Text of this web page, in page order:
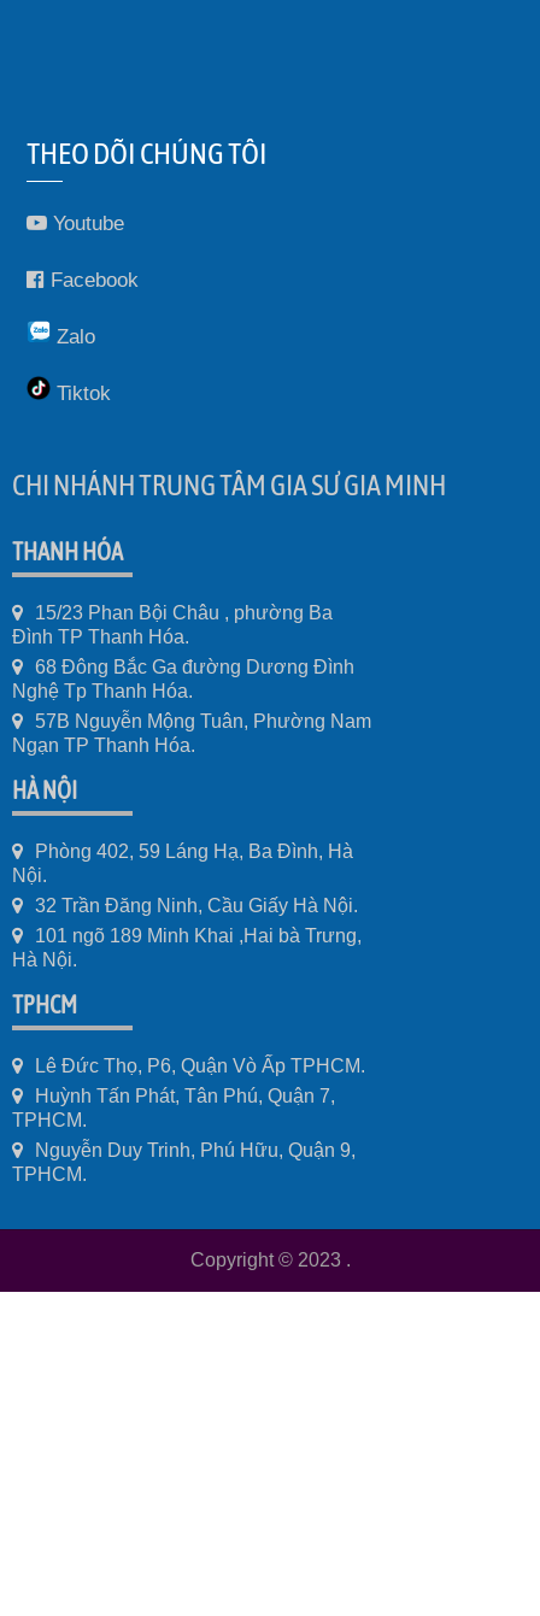
THEO DÕI CHÚNG TÔI
Youtube
Facebook
Zalo
Tiktok
CHI NHÁNH TRUNG TÂM GIA SƯ GIA MINH
THANH HÓA
15/23 Phan Bội Châu , phường Ba
Đình TP Thanh Hóa.
68 Đông Bắc Ga đường Dương Đình
Nghệ Tp Thanh Hóa.
57B Nguyễn Mộng Tuân, Phường Nam
Ngạn TP Thanh Hóa.
HÀ NỘI
Phòng 402, 59 Láng Hạ, Ba Đình, Hà
Nội.
32 Trần Đăng Ninh, Cầu Giấy Hà Nội.
101 ngõ 189 Minh Khai ,Hai bà Trưng,
Hà Nội.
TPHCM
Lê Đức Thọ, P6, Quận Vò Ấp TPHCM.
Huỳnh Tấn Phát, Tân Phú, Quận 7,
TPHCM.
Nguyễn Duy Trinh, Phú Hữu, Quận 9,
TPHCM.
Copyright © 2023 .